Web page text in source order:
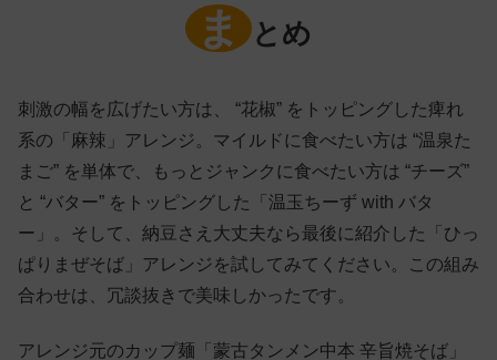
ま とめ
刺激の幅を広げたい方は、 “花椒” をトッピングした痺れ
系の「麻辣」アレンジ。マイルドに食べたい方は “温泉た
まご” を単体で、もっとジャンクに食べたい方は “チーズ”
と “バター” をトッピングした「温玉ちーず with バタ
ー」。そして、納豆さえ大丈夫なら最後に紹介した「ひっ
ぱりまぜそば」アレンジを試してみてください。この組み
合わせは、冗談抜きで美味しかったです。
アレンジ元のカップ麺「蒙古タンメン中本 辛旨焼そば」